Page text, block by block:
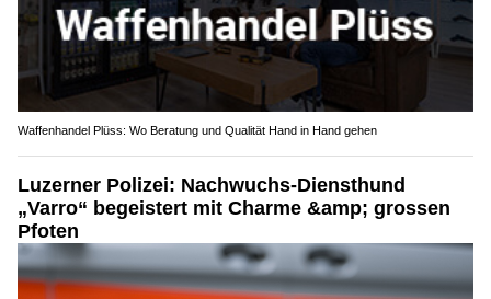
Waffenhandel Plüss: Wo Beratung und Qualität Hand in Hand gehen
Luzerner Polizei: Nachwuchs-Diensthund
„Varro“ begeistert mit Charme &amp; grossen
Pfoten